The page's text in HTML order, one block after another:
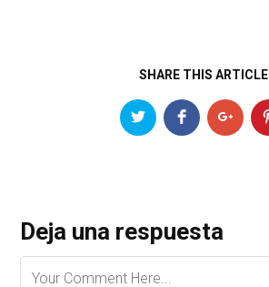
SHARE THIS ARTICLE
Deja una respuesta